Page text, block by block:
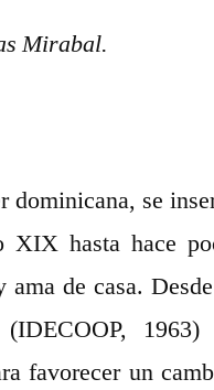
Mirabal.
dominicana, se
XIX hasta hace
ama de casa.
favorecer un